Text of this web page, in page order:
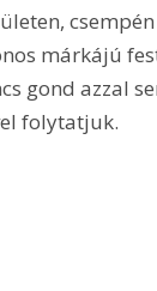
márkájú
gond azzal
folytatjuk.